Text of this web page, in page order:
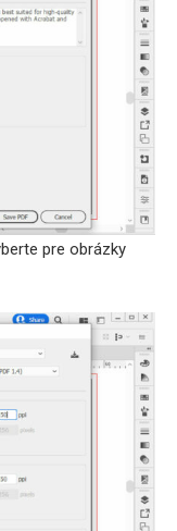
pre obrázky